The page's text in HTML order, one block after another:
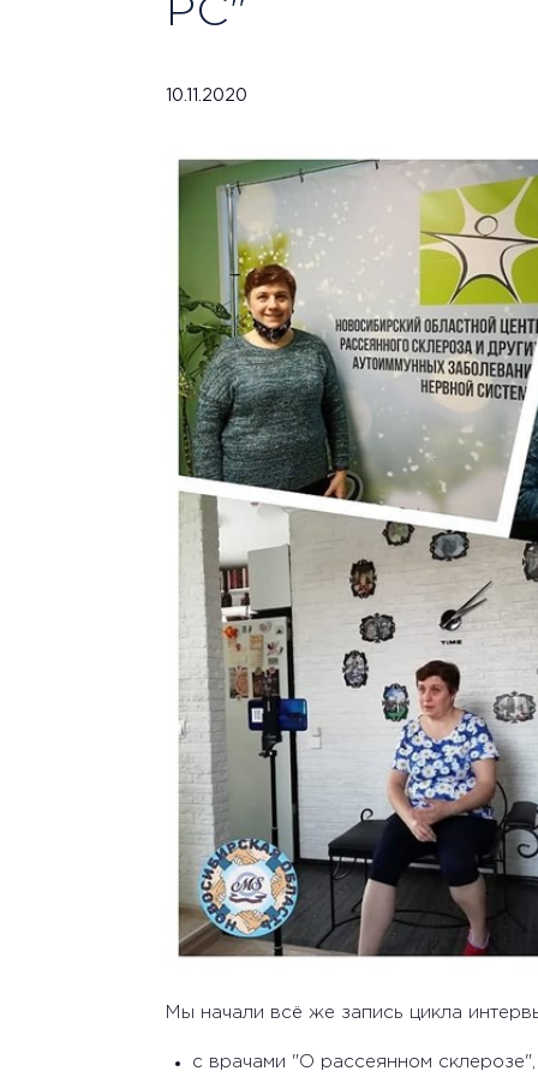
РС"
10.11.2020
Мы начали всё же запись цикла
с врачами "О рассеянном склерозе",